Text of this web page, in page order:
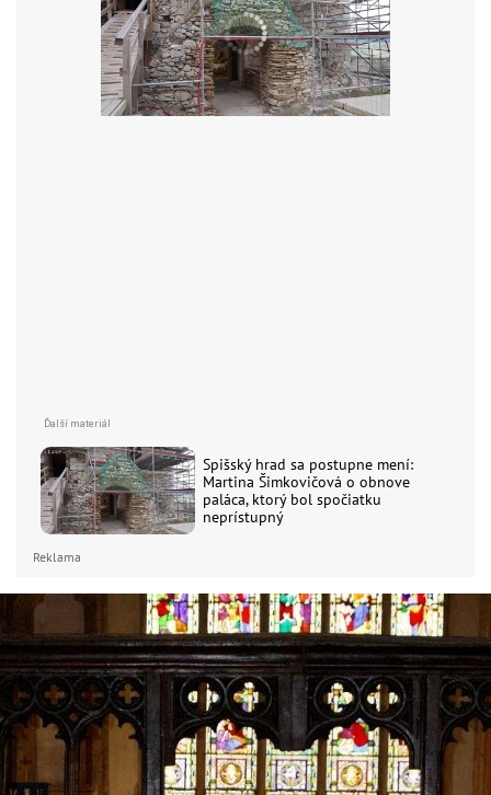
Spišský hrad sa postupne mení:
Martina Šimkovičová o obnove
paláca, ktorý bol spočiatku
neprístupný
Reklama